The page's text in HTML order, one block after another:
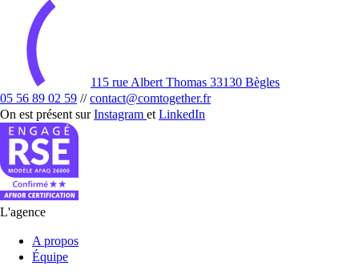
115 rue Albert Thomas 33130 Bègles
05 56 89 02 59 // contact@comtogether.fr
On est présent surInstagram et LinkedIn
L'agence
A propos
Équipe